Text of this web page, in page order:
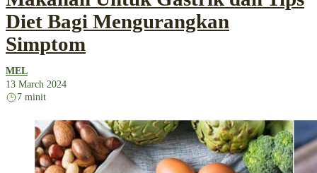
Diet Bagi Mengurangkan
Simptom
MEL
13 March 2024
7 minit